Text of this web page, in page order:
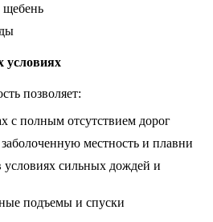
условиях
позволяет:
с полным отсутствием дорог
местность и плавни
условиях сильных дождей и
подъемы и спуски